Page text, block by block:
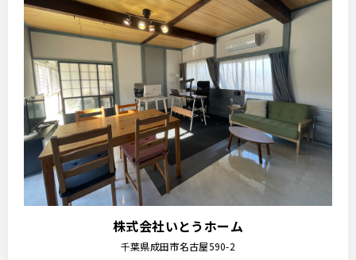
株式会社いとうホーム
千葉県成田市名古屋590-2